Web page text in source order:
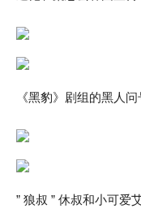
《黑豹》剧组的黑人
” 狼叔 ” 休叔和小可